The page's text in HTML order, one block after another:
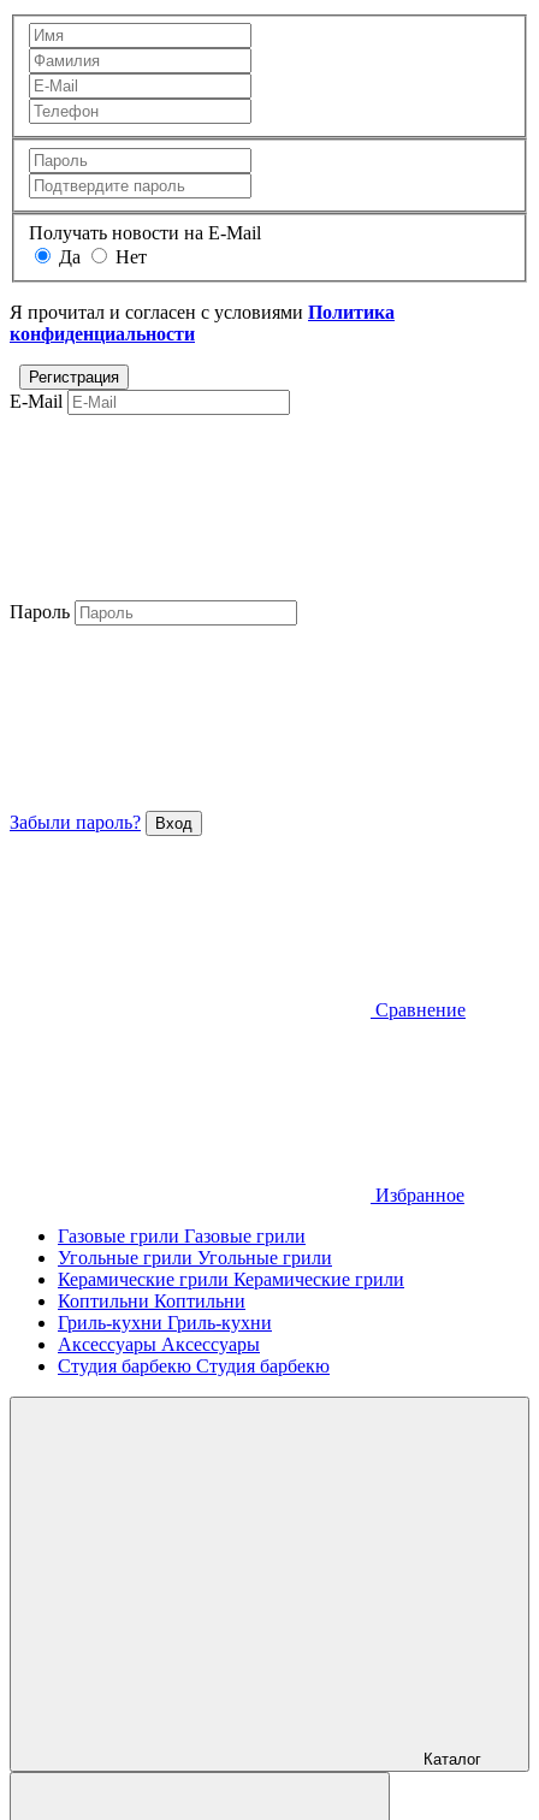
Получать новости на E-Mail
Да
Нет
Я прочитал и согласен с условиями Политика
конфиденциальности
E-Mail
Пароль
Забыли пароль?
Сравнение
Избранное
Газовые грили Газовые грили
Угольные грили Угольные грили
Керамические грили Керамические грили
Коптильни Коптильни
Гриль-кухни Гриль-кухни
Аксессуары Аксессуары
Студия барбекю Студия барбекю
Каталог